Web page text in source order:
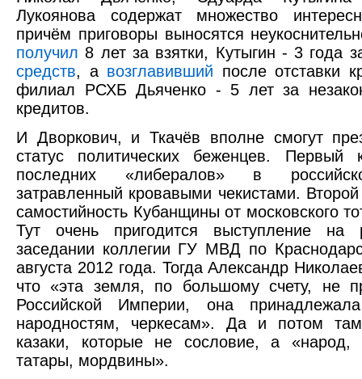
Лукоянова содержат множество
причём приговоры выносятся
получил 8 лет за взятки, Кутыгин - 3 года
средств, а возглавивший после отставки
филиал РСХБ Дьяченко - 5 лет за
кредитов.
И Дворкович, и Ткачёв вполне смогут
статус политических беженцев. Первый
последних «либералов» в
затравленный кровавыми чекистами.
самостийность Кубанщины от московского
Тут очень пригодится выступление на
заседании коллегии ГУ МВД по
августа 2012 года. Тогда Александр
что «эта земля, по большому счету, не
Российской Империи, она принадлежала
народностям, черкесам». Да и потом
казаки, которые не сословие, а «народ,
татары, мордвины».